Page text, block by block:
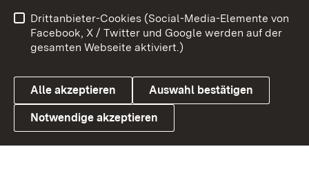
Link zum Landesportal
Barrierefreiheit
Datenschutz
Cookies
Drittanbieter-Cookies (Social-Media-Elemente von
Facebook, X / Twitter und Google werden auf der
gesamten Webseite aktiviert.)
Alle akzeptieren Auswahl bestätigen
Notwendige akzeptieren